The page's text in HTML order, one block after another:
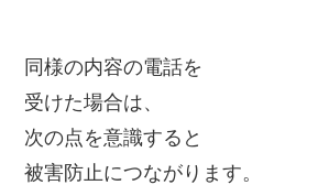
同様の内容の電話を
受けた場合は、
次の点を意識すると
被害防止につながります。